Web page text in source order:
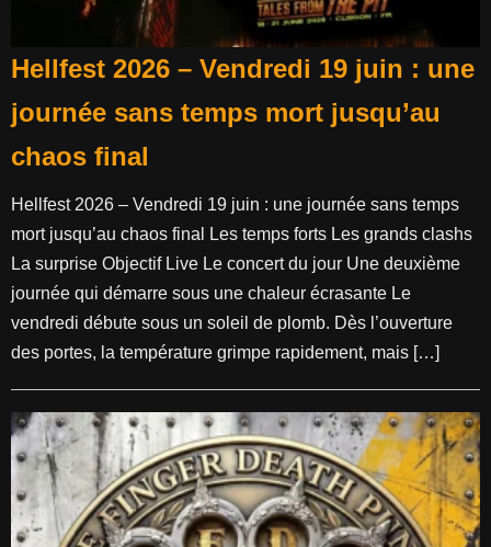
Hellfest 2026 – Vendredi 19 juin : une
journée sans temps mort jusqu’au
chaos final
Hellfest 2026 – Vendredi 19 juin : une journée sans temps
mort jusqu’au chaos final Les temps forts Les grands clashs
La surprise Objectif Live Le concert du jour Une deuxième
journée qui démarre sous une chaleur écrasante Le
vendredi débute sous un soleil de plomb. Dès l’ouverture
des portes, la température grimpe rapidement, mais […]